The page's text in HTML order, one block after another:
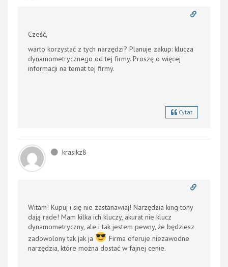
Cześć,
warto korzystać z tych narzędzi? Planuje zakup: klucza
dynamometrycznego od tej firmy. Proszę o więcej
informacji na temat tej firmy.
Cytat
krasikz8
Witam! Kupuj i się nie zastanawiaj! Narzędzia king tony
dają rade! Mam kilka ich kluczy, akurat nie klucz
dynamometryczny, ale i tak jestem pewny, że będziesz
zadowolony tak jak ja
Firma oferuje niezawodne
narzędzia, które można dostać w fajnej cenie.